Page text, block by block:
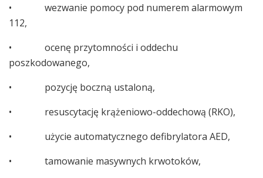
• wezwanie pomocy pod numerem alarmowym
112,
• ocenę przytomności i oddechu
poszkodowanego,
• pozycję boczną ustaloną,
• resuscytację krążeniowo-oddechową (RKO),
• użycie automatycznego defibrylatora AED,
• tamowanie masywnych krwotoków,